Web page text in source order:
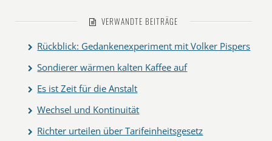
VERWANDTE BEITRÄGE
Rückblick: Gedankenexperiment mit Volker Pispers
Sondierer wärmen kalten Kaffee auf
Es ist Zeit für die Anstalt
Wechsel und Kontinuität
Richter urteilen über Tarifeinheitsgesetz